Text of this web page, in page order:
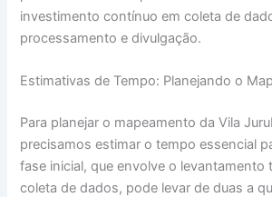
investimento contínuo em coleta de
processamento e divulgação.
Estimativas de Tempo: Planejando o
Para planejar o mapeamento da Vila
precisamos estimar o tempo essencial
fase inicial, que envolve o levantamento
coleta de dados, pode levar de duas a